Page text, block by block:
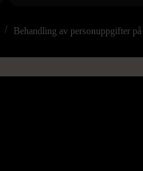
Behandling av personuppgifter